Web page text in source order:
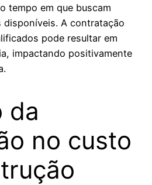
tempo em que buscam
A contratação
pode resultar em
impactando positivamente
da
no custo